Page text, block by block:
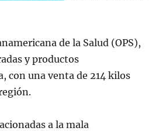
de la Salud (OPS),
y productos
con una venta de 214 kilos
a la mala